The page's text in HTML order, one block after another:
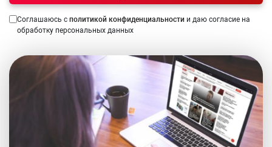
Соглашаюсь с политикой конфиденциальности и даю согласие на
обработку персональных данных